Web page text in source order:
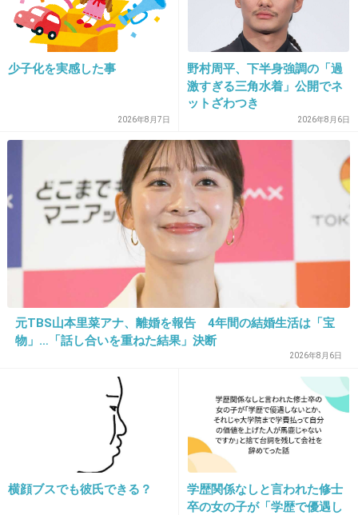
それじゃあ周富徳だよ😢弟の周富輝もいたね😢
>>19
完全に見られなくなる訳じゃないからまだダメ
ージは少ない
大野君の事は他メンバーの口から近況を聞けた
+39
少子化を実感した事
2026年8月7日
野村周平、下半身強調の「過
激すぎる三角水着」公開でネ
ットざわつき
2026年8月6日
元TBS山本里菜アナ、離婚を報告 4年間の結婚生活は「宝
物」…「話し合いを重ねた結果」決断
2026年8月6日
横顔ブスでも彼氏できる？
学歴関係なしと言われた修士
卒の女の子が「学歴で優遇し